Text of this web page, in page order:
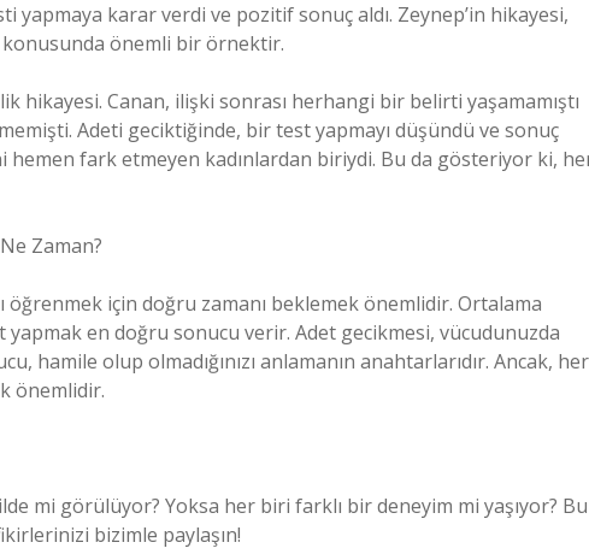
karar verdi ve pozitif sonuç aldı. Zeynep’in hikayesi,
konusunda önemli bir örnektir.
hikayesi. Canan, ilişki sonrası herhangi bir belirti yaşamamıştı
Adeti geciktiğinde, bir test yapmayı düşündü ve sonuç
fark etmeyen kadınlardan biriydi. Bu da gösteriyor ki,
Zaman?
öğrenmek için doğru zamanı beklemek önemlidir. Ortalama
en doğru sonucu verir. Adet gecikmesi, vücudunuzda
hamile olup olmadığınızı anlamanın anahtarlarıdır. Ancak, her
önemlidir.
mi görülüyor? Yoksa her biri farklı bir deneyim mi yaşıyor? Bu
bizimle paylaşın!